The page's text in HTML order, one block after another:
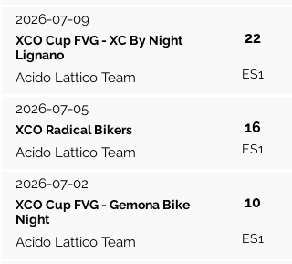
2026-07-09
XCO Cup FVG - XC By Night
Lignano
22
Acido Lattico Team ES1
2026-07-05
XCO Radical Bikers 16
Acido Lattico Team ES1
2026-07-02
XCO Cup FVG - Gemona Bike
Night
10
Acido Lattico Team ES1